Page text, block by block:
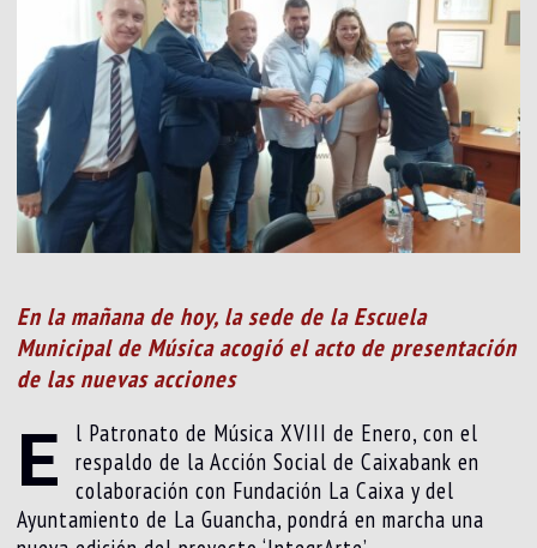
En la mañana de hoy, la sede de la Escuela
Municipal de Música acogió el acto de presentación
de las nuevas acciones
E
l Patronato de Música XVIII de Enero, con el
respaldo de la Acción Social de Caixabank en
colaboración con Fundación La Caixa y del
Ayuntamiento de La Guancha, pondrá en marcha una